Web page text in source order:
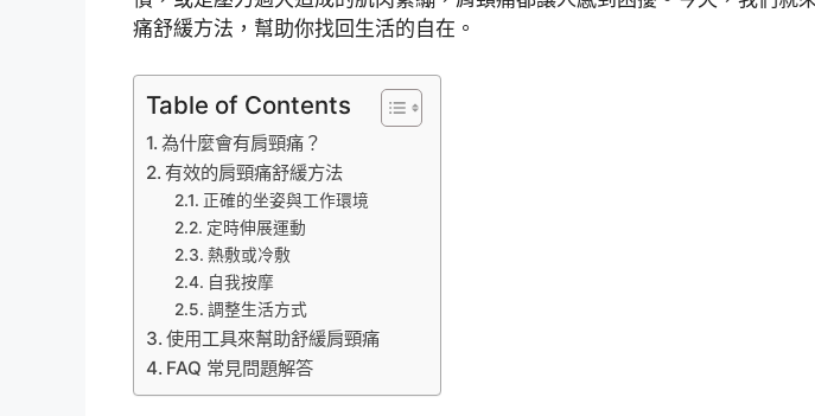
痛舒緩方法，幫助你找回生活的自在。
Table of Contents
為什麼會有肩頸痛？
有效的肩頸痛舒緩方法
正確的坐姿與工作環境
定時伸展運動
熱敷或冷敷
自我按摩
調整生活方式
使用工具來幫助舒緩肩頸痛
FAQ 常見問題解答